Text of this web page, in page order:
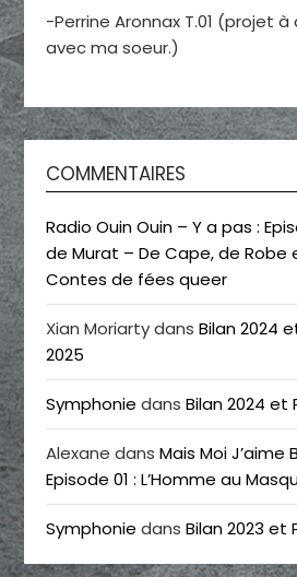
-Perrine Aronnax T.01 (projet
avec ma soeur.)
COMMENTAIRES
Radio Ouin Ouin – Y a pas :
de Murat – De Cape, de Robe
Contes de fées queer
Xian MoriartydansBilan 2024
2025
Symphonie dansBilan 2024 et
Alexane dansMais Moi J’aime
Episode 01 : L’Homme au
Symphonie dansBilan 2023 et